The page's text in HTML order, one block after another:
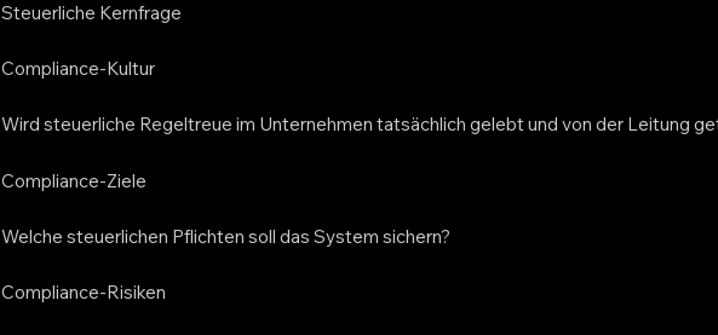
Steuerliche Kernfrage
Compliance-Kultur
Wird steuerliche Regeltreue im Unternehmen tatsächlich gelebt und von der Leitung
Compliance-Ziele
Welche steuerlichen Pflichten soll das System sichern?
Compliance-Risiken